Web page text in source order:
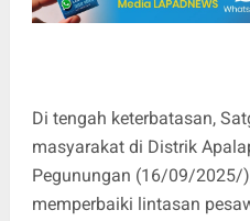
Di tengah keterbatasan,
masyarakat di Distrik
Pegunungan (16/09/2025/
memperbaiki lintasan